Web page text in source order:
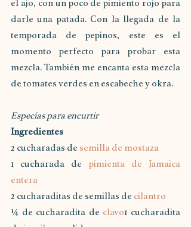
el ajo, con un poco de pimiento rojo para
darle una patada. Con la llegada de la
temporada de pepinos, este es el
momento perfecto para probar esta
mezcla. También me encanta esta mezcla
de tomates verdes en escabeche y okra.
Especias para encurtir
Ingredientes
2 cucharadas de semilla de mostaza
1 cucharada de pimienta de Jamaica
entera
2 cucharaditas de semillas de cilantro
¼ de cucharadita de clavo1 cucharadita